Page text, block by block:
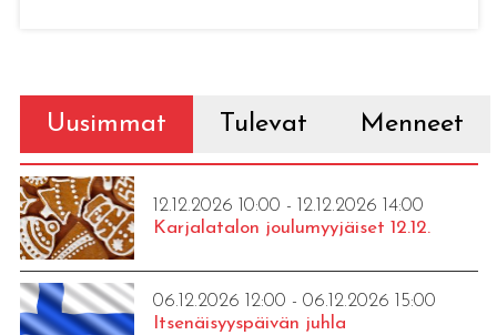
Uusimmat Tulevat Menneet
12.12.2026 10:00 - 12.12.2026 14:00
Karjalatalon joulumyyjäiset 12.12.
06.12.2026 12:00 - 06.12.2026 15:00
Itsenäisyyspäivän juhla